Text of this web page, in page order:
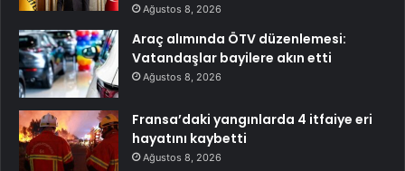
Ağustos 8, 2026
Araç alımında ÖTV düzenlemesi:
Vatandaşlar bayilere akın etti
Ağustos 8, 2026
Fransa’daki yangınlarda 4 itfaiye eri
hayatını kaybetti
Ağustos 8, 2026